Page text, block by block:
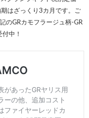
はざっくり3カ月です。ご
GRカモフラージュ柄-GR
中！